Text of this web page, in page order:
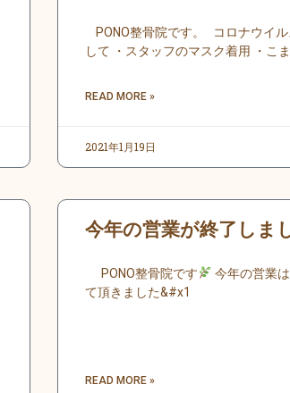
PONO整骨院です。 コロナウイル
して ・スタッフのマスク着用 ・こま
READ MORE »
2021年1月19日
今年の営業が終了しま
PONO整骨院です
今年の営業
て頂きました&#x1
READ MORE »